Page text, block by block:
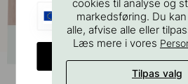
cookies til analyse og
markedsføring. Du
alle, afvise alle eller
Læs mere i vores
Tilpas valg
EU